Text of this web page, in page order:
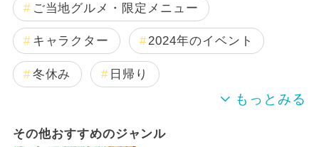
ご当地グルメ・限定メニュー
キャラクター 2024年のイベント
冬休み 日帰り
ハロウィンビュッフェ
その他おすすめのジャンル